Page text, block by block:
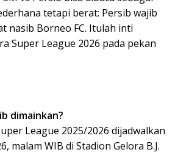
tetapi berat: Persib wajib
nasib Borneo FC. Itulah inti
Super League 2026 pada pekan
dimainkan?
League 2025/2026 dijadwalkan
malam WIB di Stadion Gelora B.J.